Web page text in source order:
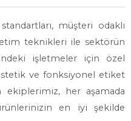
müşteri odaklı
teknikleri ile sektörün
işletmeler için özel
ve fonksiyonel etiket
ekiplerimiz, her aşamada
en iyi şekilde